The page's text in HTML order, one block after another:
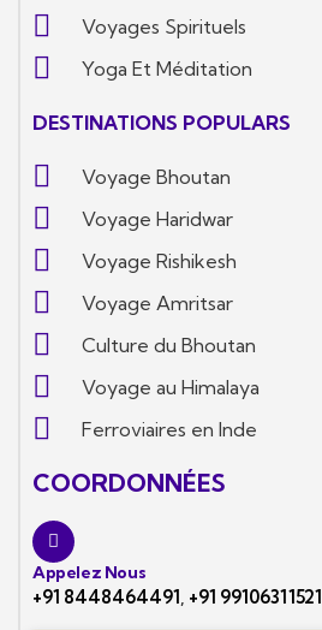
Voyages Spirituels
Yoga Et Méditation
DESTINATIONS POPULARS
Voyage Bhoutan
Voyage Haridwar
Voyage Rishikesh
Voyage Amritsar
Culture du Bhoutan
Voyage au Himalaya
Ferroviaires en Inde
COORDONNÉES
Appelez Nous
+91 8448464491, +91 99106311521